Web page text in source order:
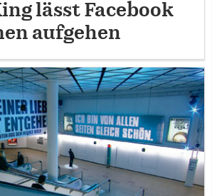
lässt Facebook
aufgehen